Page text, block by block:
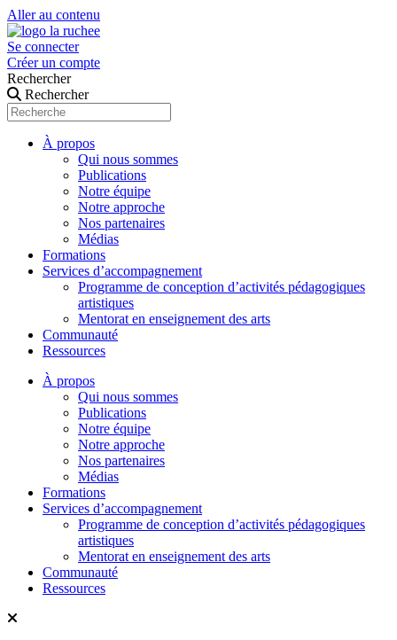
Aller au contenu
Se connecter
Créer un compte
Rechercher
Rechercher
À propos
Qui nous sommes
Publications
Notre équipe
Notre approche
Nos partenaires
Médias
Formations
Services d’accompagnement
Programme de conception d’activités pédagogiques
artistiques
Mentorat en enseignement des arts
Communauté
Ressources
À propos
Qui nous sommes
Publications
Notre équipe
Notre approche
Nos partenaires
Médias
Formations
Services d’accompagnement
Programme de conception d’activités pédagogiques
artistiques
Mentorat en enseignement des arts
Communauté
Ressources